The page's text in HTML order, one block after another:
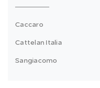
Caccaro
Cattelan Italia
Sangiacomo